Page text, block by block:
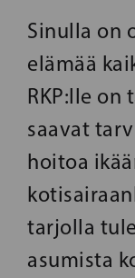
Sinulla on
elämää
RKP:lle on
saavat
hoitoa
tarjolla
asumista